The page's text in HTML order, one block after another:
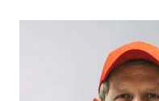
l
k
a